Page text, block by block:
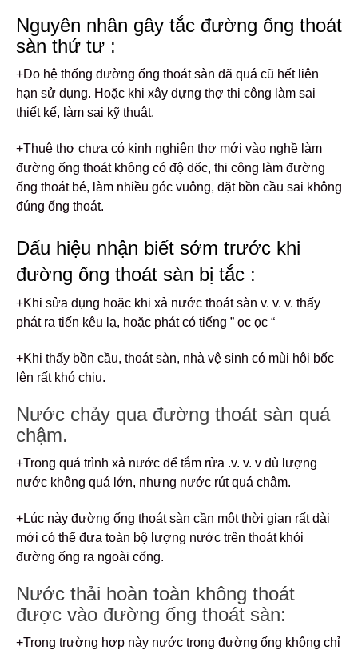
Nguyên nhân gây tắc đường ống thoát
sàn thứ tư :
+Do hệ thống đường ống thoát sàn đã quá cũ hết liên
hạn sử dụng. Hoặc khi xây dựng thợ thi công làm sai
thiết kế, làm sai kỹ thuật.
+Thuê thợ chưa có kinh nghiện thợ mới vào nghề làm
đường ống thoát không có độ dốc, thi công làm đường
ống thoát bé, làm nhiều góc vuông, đặt bồn cầu sai không
đúng ống thoát.
Dấu hiệu nhận biết sớm trước khi
đường ống thoát sàn bị tắc :
+Khi sửa dụng hoặc khi xả nước thoát sàn v. v. v. thấy
phát ra tiến kêu lạ, hoặc phát có tiếng ” ọc ọc “
+Khi thấy bồn cầu, thoát sàn, nhà vệ sinh có mùi hôi bốc
lên rất khó chịu.
Nước chảy qua đường thoát sàn quá
chậm.
+Trong quá trình xả nước để tắm rửa .v. v. v dù lượng
nước không quá lớn, nhưng nước rút quá chậm.
+Lúc này đường ống thoát sàn cần một thời gian rất dài
mới có thể đưa toàn bộ lượng nước trên thoát khỏi
đường ống ra ngoài cống.
Nước thải hoàn toàn không thoát
được vào đường ống thoát sàn:
+Trong trường hợp này nước trong đường ống không chỉ